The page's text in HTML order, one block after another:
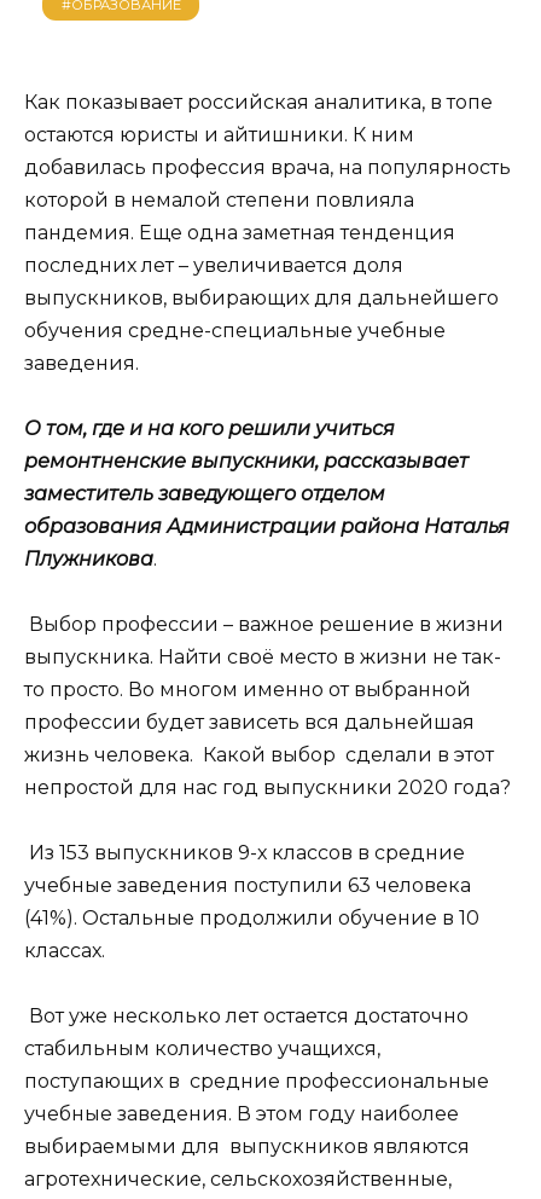
#ОБРАЗОВАНИЕ
Как показывает российская аналитика, в топе
остаются юристы и айтишники. К ним
добавилась профессия врача, на популярность
которой в немалой степени повлияла
пандемия. Еще одна заметная тенденция
последних лет – увеличивается доля
выпускников, выбирающих для дальнейшего
обучения средне-специальные учебные
заведения.
О том, где и на кого решили учиться
ремонтненские выпускники, рассказывает
заместитель заведующего отделом
образования Администрации района Наталья
Плужникова.
Выбор профессии – важное решение в жизни
выпускника. Найти своё место в жизни не так-
то просто. Во многом именно от выбранной
профессии будет зависеть вся дальнейшая
жизнь человека. Какой выбор сделали в этот
непростой для нас год выпускники 2020 года?
Из 153 выпускников 9-х классов в средние
учебные заведения поступили 63 человека
(41%). Остальные продолжили обучение в 10
классах.
Вот уже несколько лет остается достаточно
стабильным количество учащихся,
поступающих в средние профессиональные
учебные заведения. В этом году наиболее
выбираемыми для выпускников являются
агротехнические, сельскохозяйственные,